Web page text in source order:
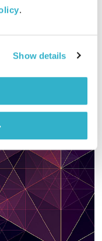
.
Show details
תכנית שכולה ביצועים
אודיו